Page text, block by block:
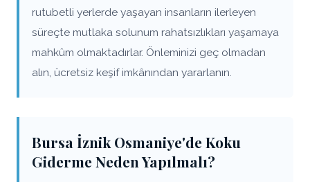
rutubetli yerlerde yaşayan insanların ilerleyen
süreçte mutlaka solunum rahatsızlıkları yaşamaya
mahkûm olmaktadırlar. Önleminizi geç olmadan
alın, ücretsiz keşif imkânından yararlanın.
Bursa İznik Osmaniye'de Koku
Giderme Neden Yapılmalı?